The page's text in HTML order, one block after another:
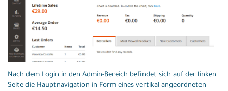
Nach dem Login in den Admin-Bereich befindet sich auf der linken
Seite die Hauptnavigation in Form eines vertikal angeordneten